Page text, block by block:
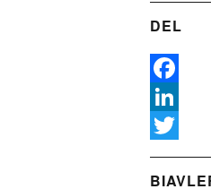
DEL
F
a
e
L
nw